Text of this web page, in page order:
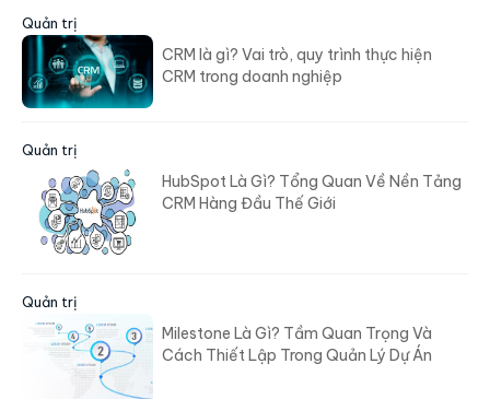
CRM trong doanh nghiệp
CRM Hàng Đầu Thế Giới
Cách Thiết Lập Trong Quản Lý Dự Án